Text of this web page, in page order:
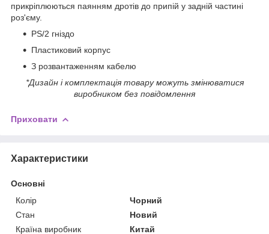
прикріплюються паянням дротів до припій у задній частині
роз'єму.
PS/2 гніздо
Пластиковий корпус
З розвантаженням кабелю
*Дизайн і комплектація товару можуть змінюватися
виробником без повідомлення
Приховати
Характеристики
Основні
Колір
Чорний
Стан
Новий
Країна виробник
Китай